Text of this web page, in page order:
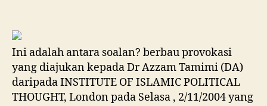
meletupkan
diri
anda
sendiri
?
Ini adalah antara soalan? berbau provokasi
yang diajukan kepada Dr Azzam Tamimi (DA)
daripada INSTITUTE OF ISLAMIC POLITICAL
THOUGHT, London pada Selasa , 2/11/2004 yang